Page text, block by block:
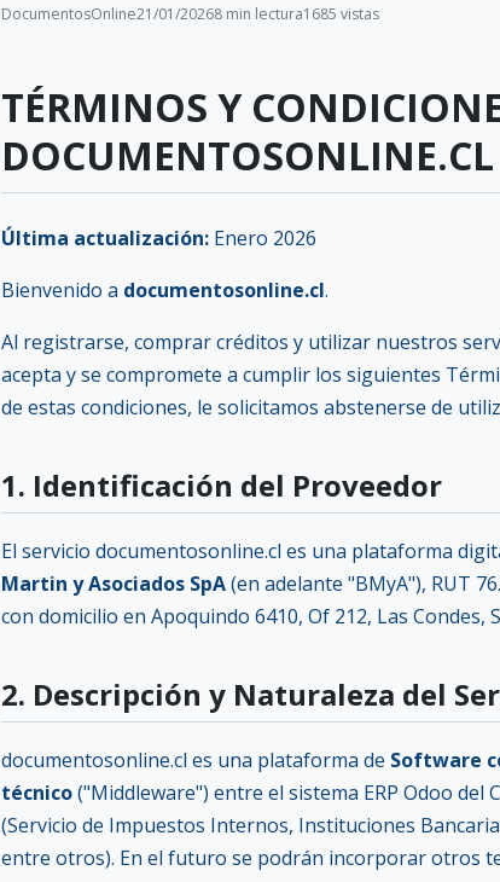
DocumentosOnline21/01/20268 min lectura1685 vistas
TÉRMINOS Y
DOCUMENTOSONLINE.CL
Última actualización: Enero 2026
Bienvenido a documentosonline.cl.
Al registrarse, comprar créditos y utilizar nuestros
acepta y se compromete a cumplir los siguientes
de estas condiciones, le solicitamos abstenerse de
1. Identificación del Proveedor
El servicio documentosonline.cl es una plataforma
Martin y Asociados SpA(en adelante "BMyA"), RUT
con domicilio en Apoquindo 6410, Of 212, Las Condes,
2. Descripción y Naturaleza del
documentosonline.cl es una plataforma de Software
técnico("Middleware") entre el sistema ERP Odoo del
(Servicio de Impuestos Internos, Instituciones
entre otros). En el futuro se podrán incorporar otros